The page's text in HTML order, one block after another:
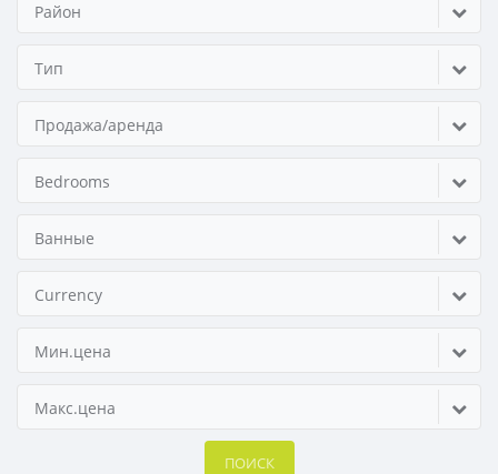
Район
Тип
Продажа/аренда
Bedrooms
Ванные
Currency
Мин.цена
Макс.цена
ПОИСК